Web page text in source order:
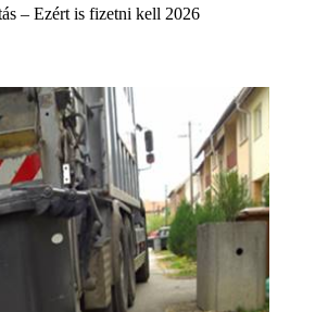
– Ezért is fizetni kell 2026